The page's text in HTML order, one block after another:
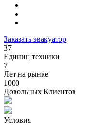
Заказать эвакуатор
37
Единиц техники
7
Лет на рынке
1000
Довольных Клиентов
Условия